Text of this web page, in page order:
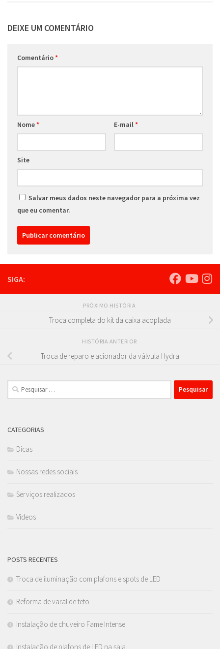
DEIXE UM COMENTÁRIO
Comentário*
Nome* E-mail *
Site
Salvar meus dados neste navegador para a próxima vez
que eu comentar.
SIGA:
PRÓXIMO HISTÓRIA
Troca completa do kit da caixa acoplada
HISTÓRIA ANTERIOR
Troca de reparo e acionador da válvula Hydra
Pesquisar
por:
CATEGORIAS
Dicas
Nossas redes sociais
Serviços realizados
Videos
POSTS RECENTES
Troca de iluminação com plafons e spots de LED
Reforma de varal de teto
Instalação de chuveiro Fame Intense
Instalação de plafons de LED na sala